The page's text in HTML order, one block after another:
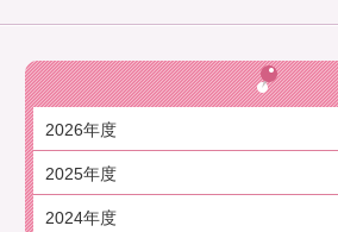
2026年度
2025年度
2024年度